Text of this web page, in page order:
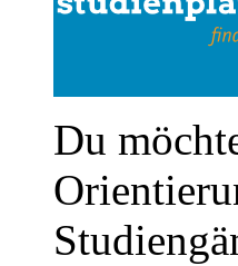
Du